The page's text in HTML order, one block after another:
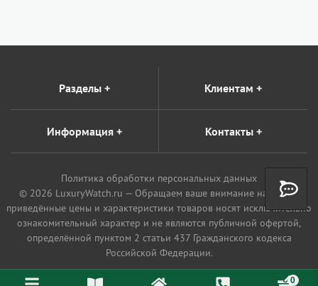
0
Разделы + Клиентам +
Информация + Контакты+
Политика обработки персональных данных
© 2026 LuxuryWatch.ru — Обращаем ваше внимание на то, что
приведённые цены и характеристики товаров носят исключительно
ознакомительный характер и не являются публичной офертой,
определённой пунктом 2 статьи 437 Гражданского кодекса
Российской Федерации.